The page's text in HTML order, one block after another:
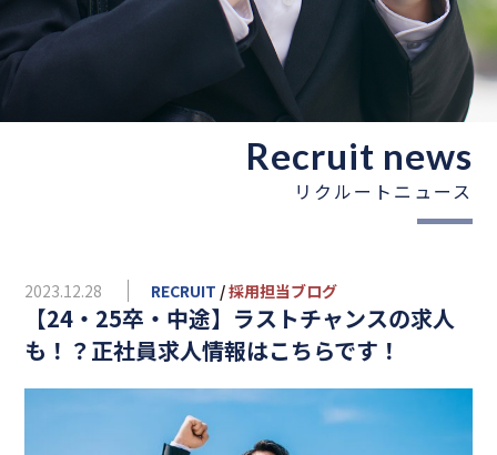
Recruit news
リクルートニュース
2023.12.28 RECRUIT /採用担当ブログ
【24・25卒・中途】ラストチャンスの求人
も！？正社員求人情報はこちらです！